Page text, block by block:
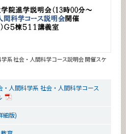
系 社会・人間科学コース説明会 開催スケ
人間科学系 社会・人間科学コース
細版)